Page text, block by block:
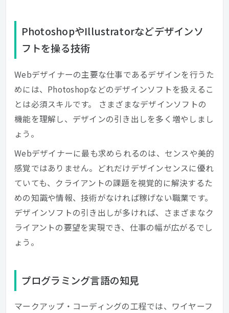
PhotoshopやIllustratorなどデザインソ
フトを操る技術
Webデザイナーの主要な仕事であるデザインを行うた
めには、Photoshopなどのデザインソフトを扱えるこ
とは必須スキルです。 さまざまなデザインソフトの
機能を理解し、デザインの引き出しを多く増やしまし
ょう。
Webデザイナーに最も求められるのは、センスや美的
感覚ではありません。どれだけデザインセンスに優れ
ていても、クライアントの課題を視覚的に解決するた
めの知識や情報、技術がなければ稼げない職業です。
デザインソフトの引き出しが多ければ、さまざまなク
ライアントの要望を実現でき、仕事の幅が広がるでし
ょう。
プログラミング言語の知見
マークアップ・コーディングの工程では、ワイヤーフ